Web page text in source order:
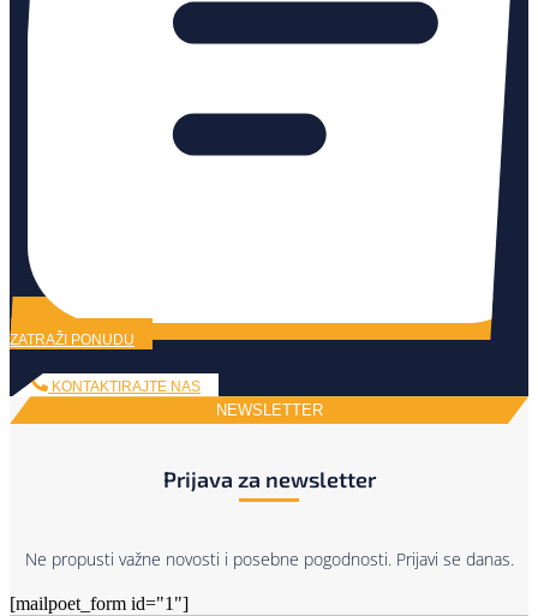
ZATRAŽI PONUDU
KONTAKTIRAJTE NAS
NEWSLETTER
Prijava za newsletter
Ne propusti važne novosti i posebne pogodnosti. Prijavi se danas.
[mailpoet_form id="1"]